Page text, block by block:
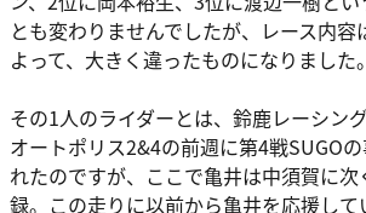
とも変わりませんでしたが、レース内容
よって、大きく違ったものになりました。
その1人のライダーとは、鈴鹿レーシン
オートポリス2&4の前週に第4戦SUGO
れたのですが、ここで亀井は中須賀に
録。この走りに以前から亀井を応援し